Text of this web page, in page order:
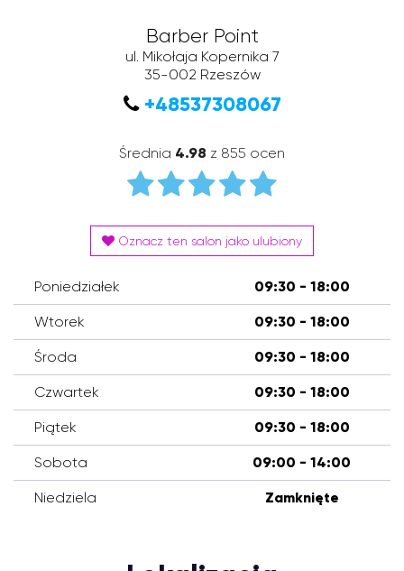
Barber Point
ul. Mikołaja Kopernika 7
35-002 Rzeszów
+48537308067
Średnia 4.98 z 855 ocen
Oznacz ten salon jako ulubiony
Poniedziałek 09:30 - 18:00
Wtorek 09:30 - 18:00
Środa 09:30 - 18:00
Czwartek 09:30 - 18:00
Piątek 09:30 - 18:00
Sobota 09:00 - 14:00
Niedziela Zamknięte